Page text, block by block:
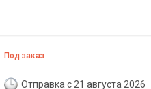
Под заказ
Отправка с 21 августа 2026